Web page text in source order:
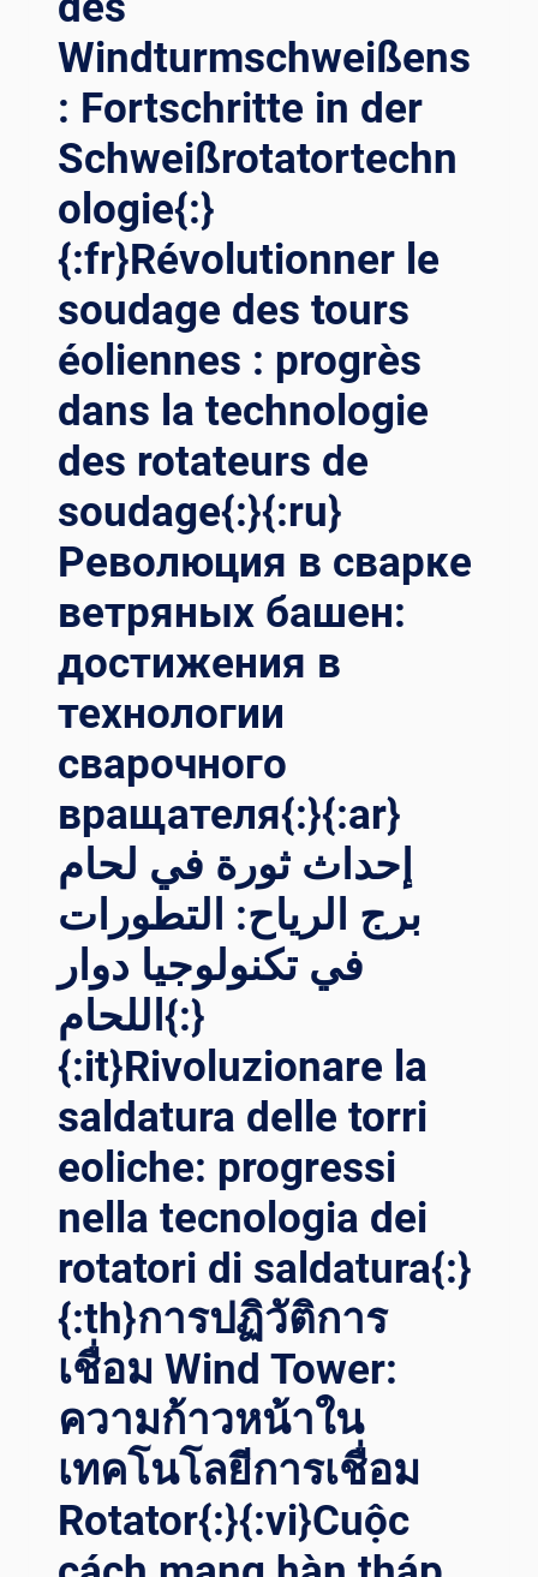
Windturmschweißens
: Fortschritte in der
Schweißrotatortechn
ologie{:}
{:fr}Révolutionner le
soudage des tours
éoliennes : progrès
dans la technologie
des rotateurs de
soudage{:}{:ru}
Революция в сварке
ветряных башен:
достижения в
технологии
сварочного
вращателя{:}{:ar}
إحداث ثورة في لحام
برج الرياح: التطورات
في تكنولوجيا دوار
اللحام{:}
{:it}Rivoluzionare la
saldatura delle torri
eoliche: progressi
nella tecnologia dei
rotatori di saldatura{:}
{:th}การปฏิวัติการ
เชื่อม Wind Tower:
ความก้าวหน้าใน
เทคโนโลยีการเชื่อม
Rotator{:}{:vi}Cuộc